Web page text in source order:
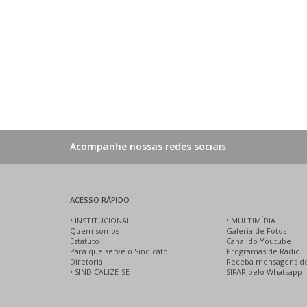
Acompanhe nossas redes sociais
ACESSO RÁPIDO
• INSTITUCIONAL
Quem somos
Estatuto
Para que serve o Sindicato
Diretoria
• SINDICALIZE-SE
• MULTIMÍDIA
Galeria de Fotos
Canal do Youtube
Programas de Rádio
Receba mensagens
SIFAR pelo Whatsapp